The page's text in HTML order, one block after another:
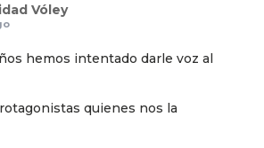
Vóley
hemos intentado darle voz al
quienes nos la